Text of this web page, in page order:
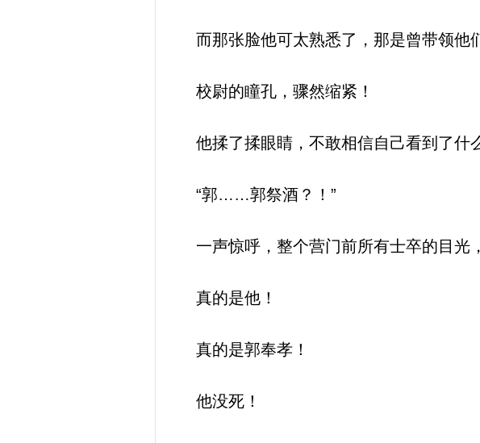
而那张脸他可太熟悉了，那是曾带领他
校尉的瞳孔，骤然缩紧！
他揉了揉眼睛，不敢相信自己看到了什
“郭……郭祭酒？！”
一声惊呼，整个营门前所有士卒的目光
真的是他！
真的是郭奉孝！
他没死！